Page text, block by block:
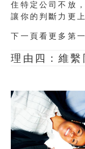
住特定公司不放
讓你的判斷力更
下一頁看更多第
理由四：維繫